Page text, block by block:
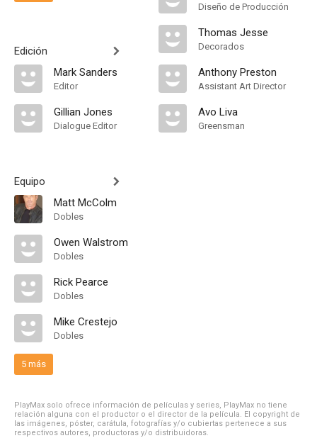
Edición
Mark Sanders
Editor
Gillian Jones
Dialogue Editor
Equipo
Matt McColm
Dobles
Owen Walstrom
Dobles
Rick Pearce
Dobles
Mike Crestejo
Dobles
5 más
Diseño de Producción
Thomas Jesse
Decorados
Anthony Preston
Assistant Art Director
Avo Liva
Greensman
PlayMax solo ofrece información de películas y series, PlayMax no tiene
relación alguna con el productor o el director de la película. El copyright de
las imágenes, póster, carátula, fotografías y/o cubiertas pertenece a sus
respectivos autores, productoras y/o distribuidoras.